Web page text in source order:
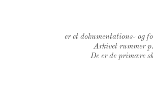
er et dokumentations- og
Arkivet rummer
De er de primære